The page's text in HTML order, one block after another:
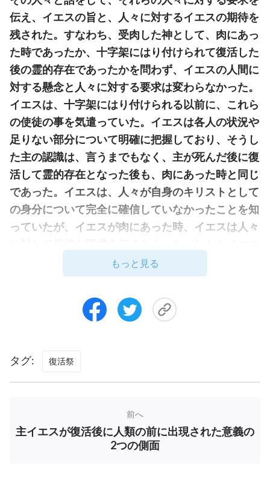
伝え、イエスの旨と、人々に対するイエスの期待を
残された。すなわち、受肉した神として、肉にあっ
た時であったか、十字架にはり付けられて復活した
後の霊的存在であったかを問わず、イエスの人間に
対する懸念と人々に対する要求は変わらなかった。
イエスは、十字架にはり付けられる以前に、これら
の使徒の事を気遣っていた。イエスは各人の状況や
足りない部分について明確に把握しており、そうし
た主の認識は、言うまでもなく、主が死んだ後に復
活して霊的存在となった後も、肉にあった時と同じ
であった。イエスは、人々が自身のキリストとして
の身分について完全に確信していなかったことを知
っていたが、イエスが肉にあった時、イエスは人々
が復活した後そうした人々の前に現れ、主イエスが
神から出たこと、受肉した神であること、主は顕現
と復活を、人間の一生涯にわたる追求に関するビジ
ョンと動機として用いたことを、そうした人々に完
ず、恵みの時代における自身の人類に対する業を完
遂し、よって恵みの時代における主イエスの救いの
復活後に人々の前に現れたことには、何か意味があ
ると言えるであろうか。……主イエスが人々の前に
現れたことにより、人間の中で主に付き従う者に対
もっと見る
タグ: 復活祭
前へ
主イエスが復活後に人類の前に出現された意義の
2つの側面